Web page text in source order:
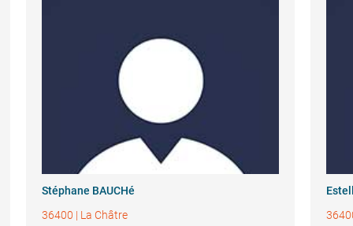
Stéphane BAUCHé
36400 | La Châtre